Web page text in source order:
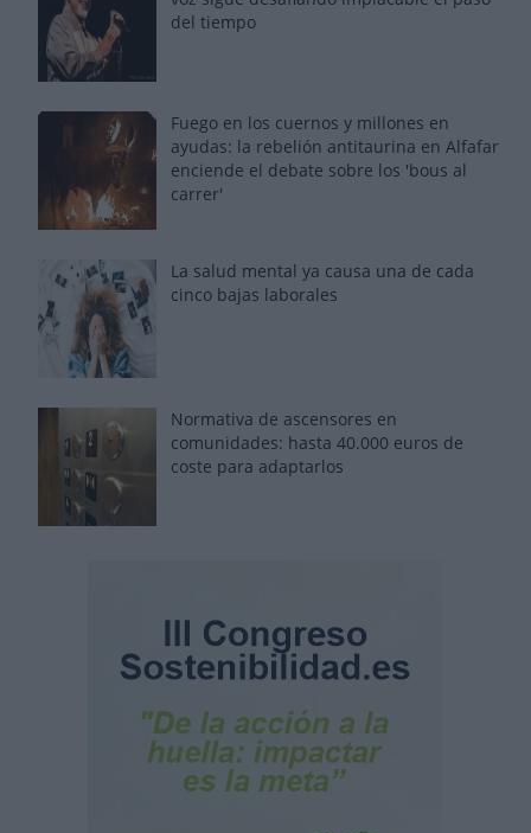
del tiempo
Fuego en los cuernos y millones en
ayudas: la rebelión antitaurina en Alfafar
enciende el debate sobre los 'bous al
carrer'
La salud mental ya causa una de cada
cinco bajas laborales
Normativa de ascensores en
comunidades: hasta 40.000 euros de
coste para adaptarlos